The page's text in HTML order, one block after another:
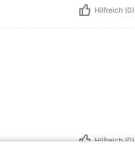
Hilfreich (0)
Hilfreich (0)